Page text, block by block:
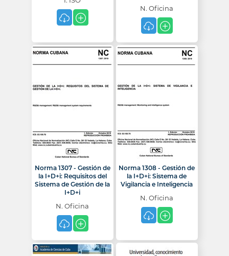
N. Oficina
Norma 1307 - Gestión de
la I+D+i: Requisitos del
Sistema de Gestión de la
I+D+i
N. Oficina
Norma 1308 - Gestión de
la I+D+i: Sistema de
Vigilancia e Inteligencia
N. Oficina